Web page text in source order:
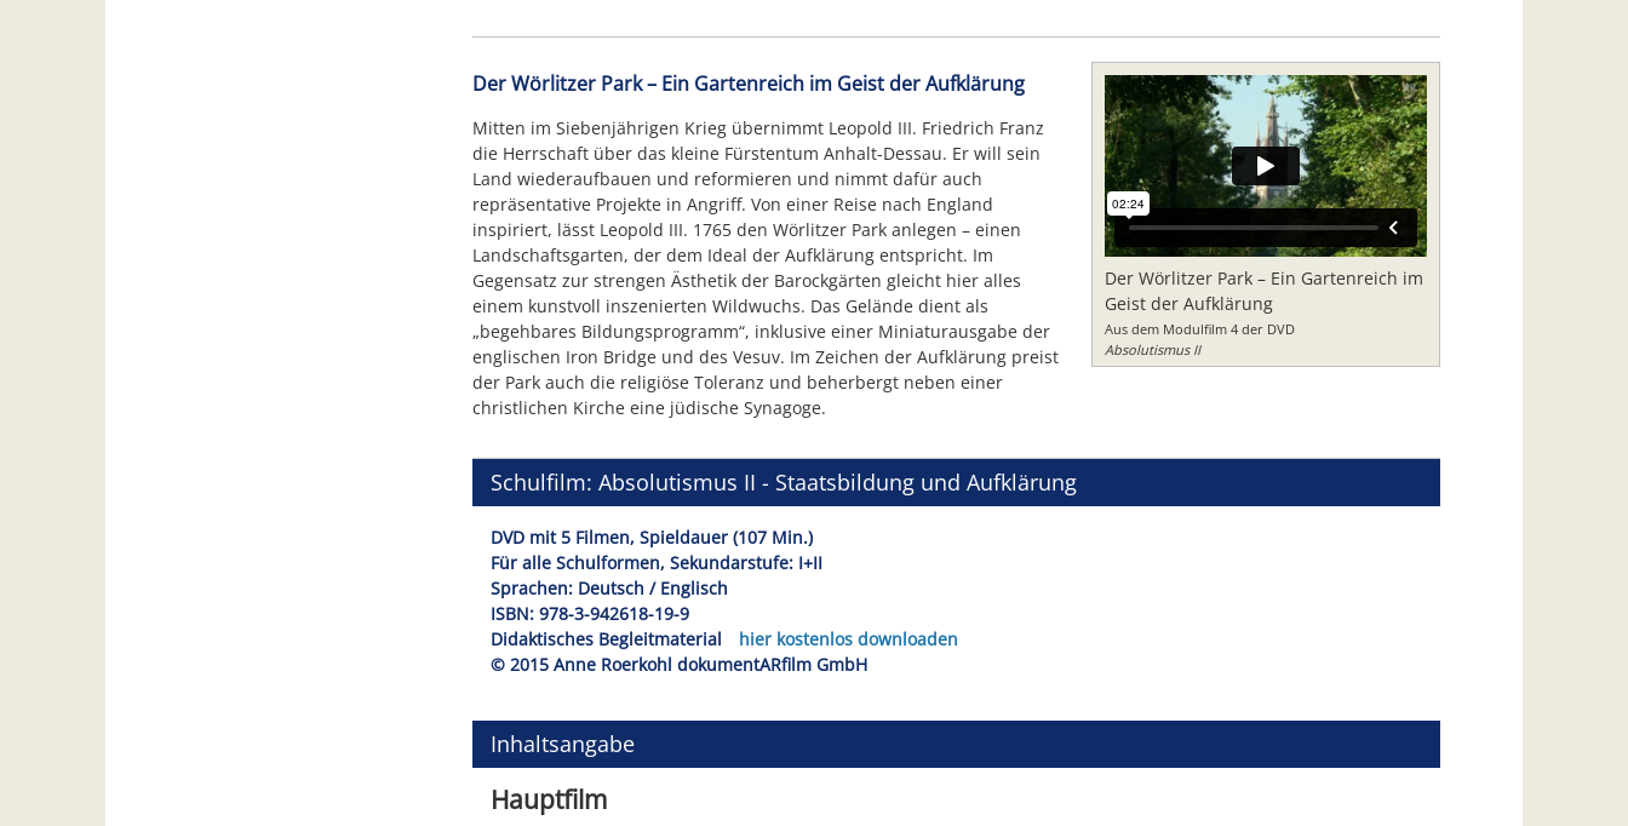
Der Wörlitzer Park – Ein Gartenreich im
Geist der Aufklärung
Aus dem Modulfilm 4 der DVD
Absolutismus II
Der Wörlitzer Park – Ein Gartenreich im Geist der Aufklärung
Mitten im Siebenjährigen Krieg übernimmt Leopold III. Friedrich Franz
die Herrschaft über das kleine Fürstentum Anhalt-Dessau. Er will sein
Land wiederaufbauen und reformieren und nimmt dafür auch
repräsentative Projekte in Angriff. Von einer Reise nach England
inspiriert, lässt Leopold III. 1765 den Wörlitzer Park anlegen – einen
Landschaftsgarten, der dem Ideal der Aufklärung entspricht. Im
Gegensatz zur strengen Ästhetik der Barockgärten gleicht hier alles
einem kunstvoll inszenierten Wildwuchs. Das Gelände dient als
„begehbares Bildungsprogramm“, inklusive einer Miniaturausgabe der
englischen Iron Bridge und des Vesuv. Im Zeichen der Aufklärung preist
der Park auch die religiöse Toleranz und beherbergt neben einer
christlichen Kirche eine jüdische Synagoge.
Schulfilm: Absolutismus II - Staatsbildung und Aufklärung
DVD mit 5 Filmen, Spieldauer (107 Min.)
Für alle Schulformen, Sekundarstufe: I+II
Sprachen: Deutsch / Englisch
ISBN: 978-3-942618-19-9
Didaktisches Begleitmaterial
hier kostenlos downloaden
© 2015 Anne Roerkohl dokumentARfilm GmbH
Inhaltsangabe
Hauptfilm